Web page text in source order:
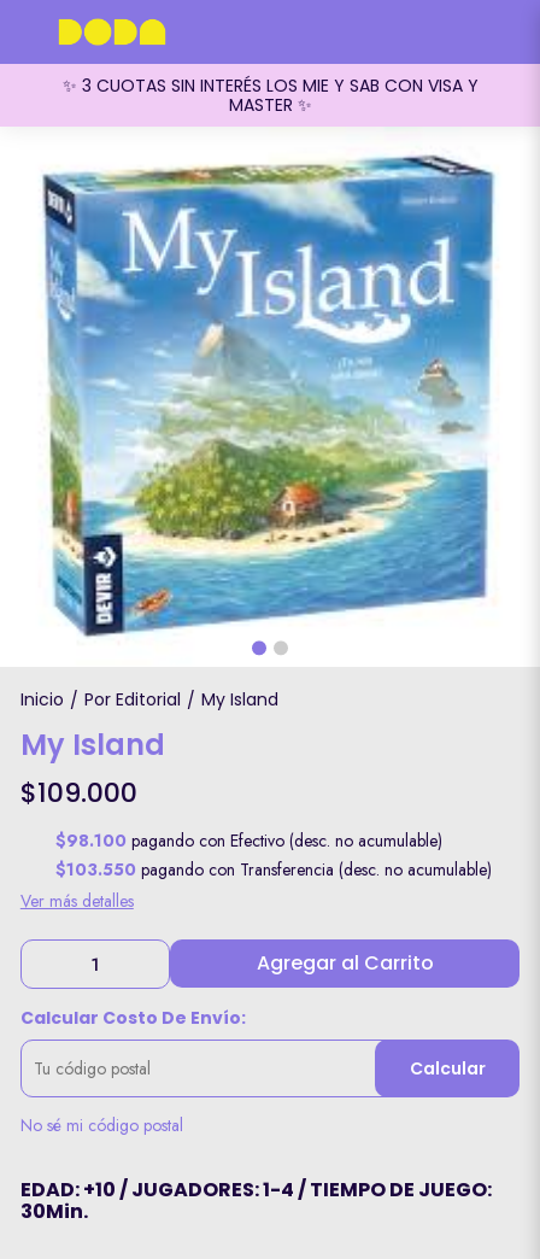
✨ 3 CUOTAS SIN INTERÉS LOS MIE Y SAB CON VISA Y
MASTER ✨
Inicio / Por Editorial / My Island
My Island
$109.000
$98.100 pagando con Efectivo (desc. no acumulable)
$103.550 pagando con Transferencia (desc. no acumulable)
Ver más detalles
Agregar al Carrito
Calcular Costo De Envío:
Calcular
No sé mi código postal
EDAD: +10 / JUGADORES: 1-4 / TIEMPO DE JUEGO:
30Min.